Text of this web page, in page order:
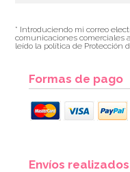
* Introduciendo mi correo
comunicaciones comerciales
leído la política de Protección
Formas de pago
Envíos